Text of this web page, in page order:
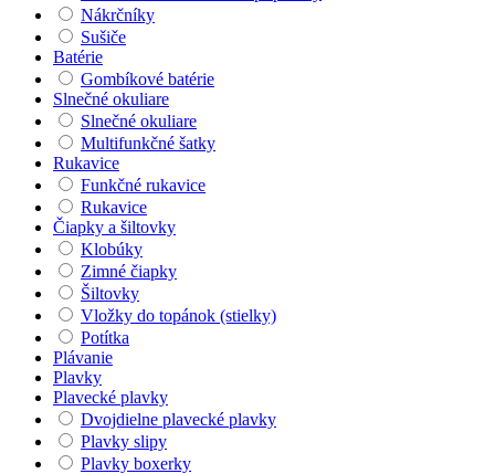
Nákrčníky
Sušiče
Batérie
Gombíkové batérie
Slnečné okuliare
Slnečné okuliare
Multifunkčné šatky
Rukavice
Funkčné rukavice
Rukavice
Čiapky a šiltovky
Klobúky
Zimné čiapky
Šiltovky
Vložky do topánok (stielky)
Potítka
Plávanie
Plavky
Plavecké plavky
Dvojdielne plavecké plavky
Plavky slipy
Plavky boxerky